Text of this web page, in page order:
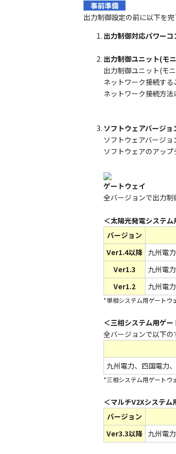
事前準備
出力制御設定の前に以下を完
出力制御対応パワー
出力制御ユニット(モ
出力制御ユニット(モ
ネットワーク接続する
ネットワーク接続方法
ソフトウェアバージョ
ソフトウェアバージ
ソフトウェアのアッ
ゲートウェイ
全バージョンで出力制
＜太陽光発電システ
バージョン
Ver1.4以降 九州電
Ver1.3
九州電
Ver1.2
九州電
*単相システム用ゲートウ
＜三相システム用ゲ
全バージョンで以下の
九州電力、四国電力
*三相システム用ゲートウ
＜マルチV2Xシステム
バージョン
Ver3.3以降 九州電